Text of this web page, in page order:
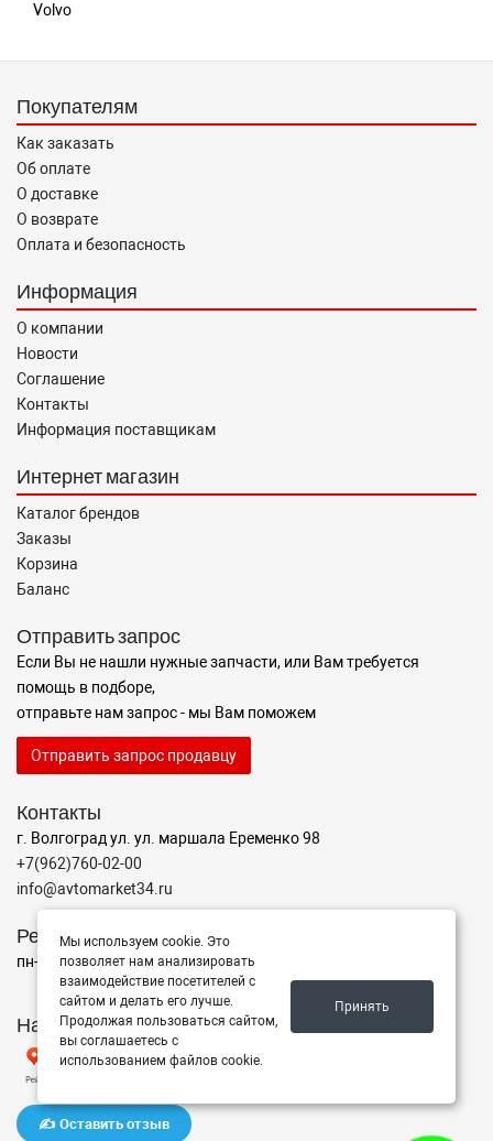
Volvo
Покупателям
Как заказать
Об оплате
О доставке
О возврате
Оплата и безопасность
Информация
О компании
Новости
Соглашение
Контакты
Информация поставщикам
Интернет магазин
Каталог брендов
Заказы
Корзина
Баланс
Отправить запрос
Если Вы не нашли нужные запчасти, или Вам требуется
помощь в подборе,
отправьте нам запрос - мы Вам поможем
Отправить запрос продавцу
Контакты
г. Волгоград ул. ул. маршала Еременко 98
+7(962)760-02-00
info@avtomarket34.ru
Режим работы
пн-пт с 10:00 до 15:00, Сб-Вс выходной
Наш рейтинг на Яндексе
✍️ Оставить отзыв
Мы используем cookie. Это
позволяет нам анализировать
взаимодействие посетителей с
сайтом и делать его лучше.
Продолжая пользоваться сайтом,
вы соглашаетесь с
использованием файлов cookie.
Принять